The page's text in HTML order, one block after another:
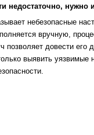
недостаточно, нужно
небезопасные
вручную,
довести его
выявить уязвимые